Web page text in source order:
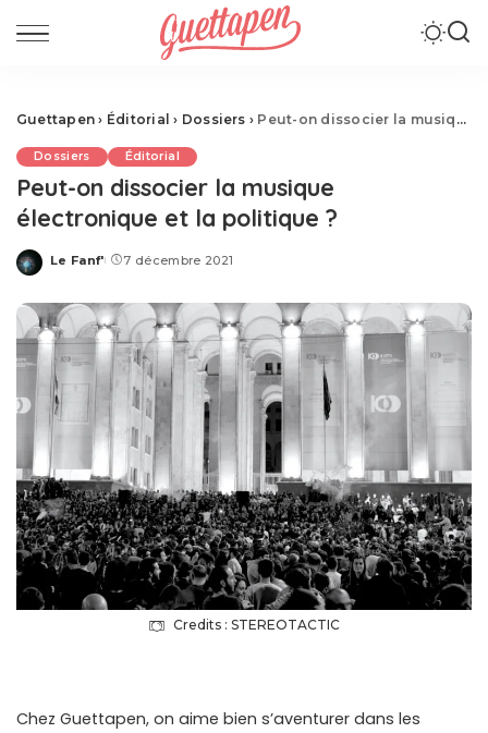
Guettapen › Éditorial › Dossiers › Peut-on dissocier la musique électronique et la politique ?
Dossiers Éditorial
Peut-on dissocier la musique
électronique et la politique ?
Posted
Le Fanf' 7 décembre 2021
Credits : STEREOTACTIC
Chez Guettapen, on aime bien s’aventurer dans les